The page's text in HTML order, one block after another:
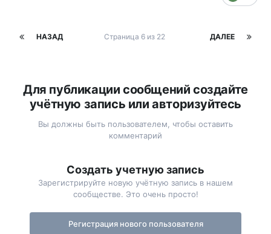
НАЗАД ДАЛЕЕ
Страница 6 из 22
Для публикации сообщений создайте
учётную запись или авторизуйтесь
Вы должны быть пользователем, чтобы оставить
комментарий
Создать учетную запись
Зарегистрируйте новую учётную запись в нашем
сообществе. Это очень просто!
Регистрация нового пользователя